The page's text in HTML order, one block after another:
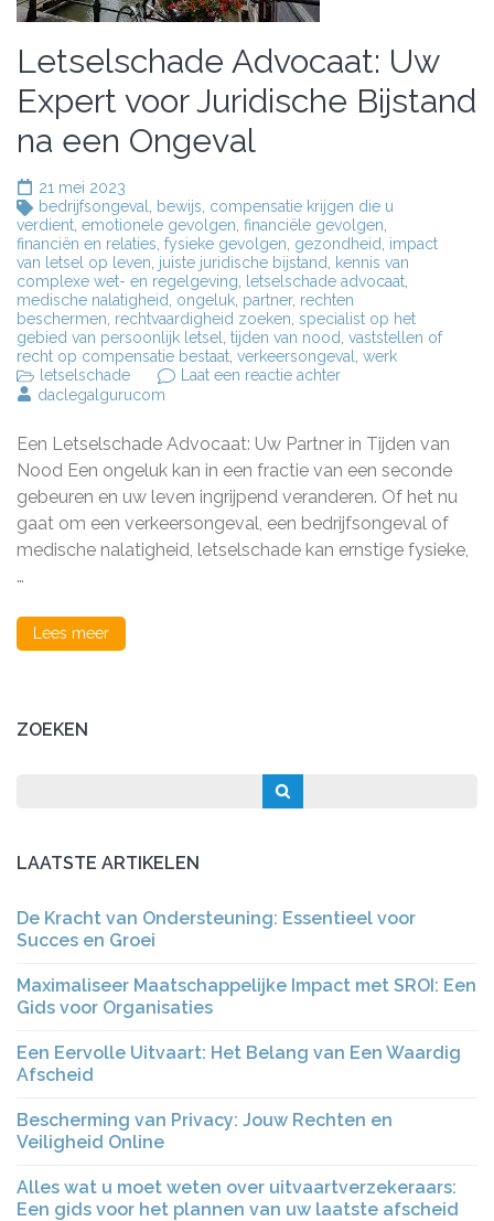
Letselschade Advocaat: Uw
Expert voor Juridische Bijstand
na een Ongeval
21 mei 2023
bedrijfsongeval
bewijs compensatie krijgen die u
verdient emotionele gevolgen financiële gevolgen
financiën en relaties fysieke gevolgen gezondheid
impact
van letsel op leven juiste juridische bijstand
kennis van
complexe wet- en regelgeving
letselschade advocaat
medische nalatigheid
ongeluk partner, rechten
beschermen rechtvaardigheid zoeken specialist op het
gebied van persoonlijk letsel
tijden van nood vaststellen of
recht op compensatie bestaat verkeersongeval
werk
letselschade
Laat een reactie achterop
Expert
voor
Juridische
Bijstand
na
een
Ongeval
daclegalgurucom
Een Letselschade Advocaat: Uw Partner in Tijden van
Nood Een ongeluk kan in een fractie van een seconde
gebeuren en uw leven ingrijpend veranderen. Of het nu
gaat om een verkeersongeval, een bedrijfsongeval of
medische nalatigheid, letselschade kan ernstige fysieke,
…
Lees meer
ZOEKEN
LAATSTE ARTIKELEN
De Kracht van Ondersteuning: Essentieel voor
Succes en Groei
Maximaliseer Maatschappelijke Impact met SROI: Een
Gids voor Organisaties
Een Eervolle Uitvaart: Het Belang van Een Waardig
Afscheid
Bescherming van Privacy: Jouw Rechten en
Veiligheid Online
Alles wat u moet weten over uitvaartverzekeraars:
Een gids voor het plannen van uw laatste afscheid